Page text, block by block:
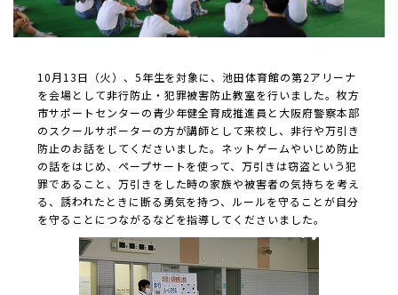
10月13日（火）、5年生を対象に、池田体育館の第2アリーナ
を会場として非行防止・犯罪被害防止教室を行いました。枚方
市サポートセンターの青少年健全育成推進員と大阪府警察本部
のスクールサポーターの方が講師として来校し、非行や万引き
防止のお話をしてくださいました。ネットゲームやいじめ防止
の話をはじめ、ペープサートを使って、万引きは窃盗という犯
罪であること、万引きをした時の家族や被害者の気持ちを考え
る、誘われたときに断る勇気を持つ、ルールを守ることが自分
を守ることにつながるなどを指導してくださいました。